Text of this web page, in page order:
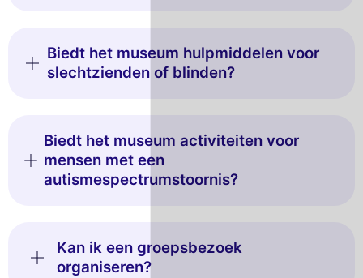
Biedt het museum hulpmiddelen voor
slechtzienden of blinden?
Biedt het museum activiteiten voor
mensen met een
autismespectrumstoornis?
Kan ik een groepsbezoek
organiseren?